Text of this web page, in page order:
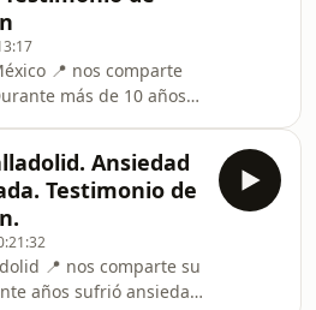
continuó leyendo
y poco a poco fue
manera de pensar y
se siente ¡un 15
📍 nos comparte
más de 10 años
agorafobia: el miedo a
alejarse. Todo cambió
mis libros y empezó
Marisol está
fuerte, libre y feliz
serenidad que antes
Ansiedad
Testimonio de
📍 nos comparte su
años sufrió ansiedad